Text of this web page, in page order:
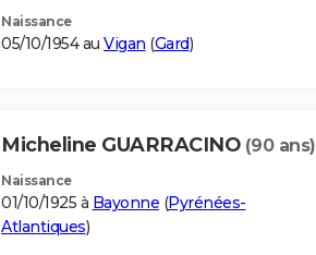
Naissance
05/10/1954 au Vigan (Gard)
Micheline GUARRACINO (90 ans)
Naissance
01/10/1925 à Bayonne (Pyrénées-
Atlantiques)